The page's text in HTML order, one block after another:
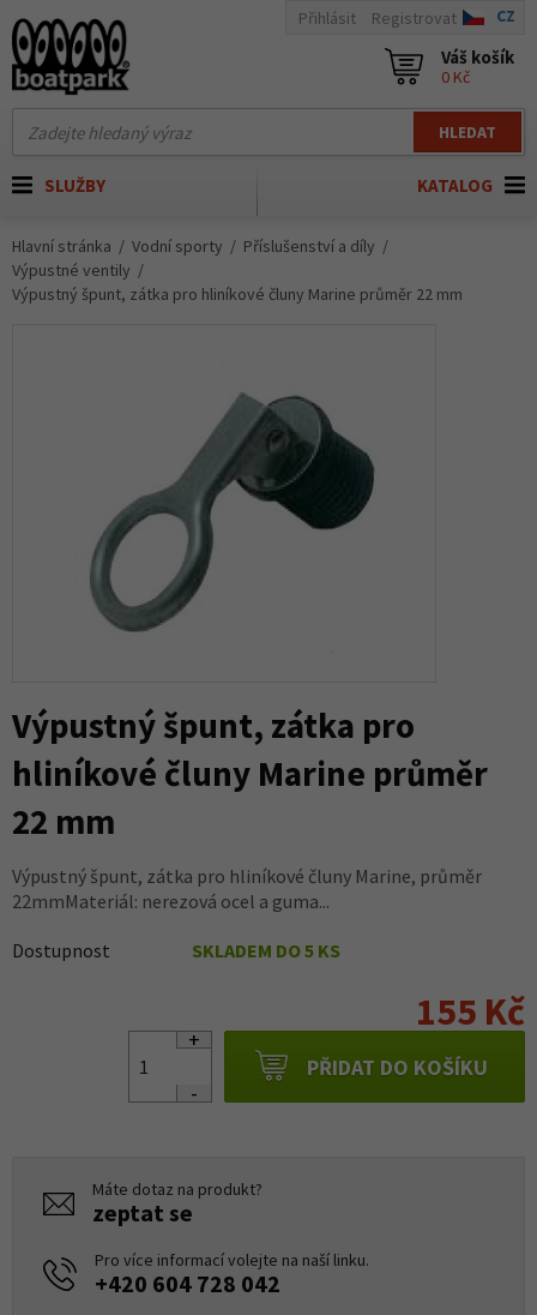
HLEDAT
Přihlásit Registrovat CZ
Váš košík
0 Kč
KATALOG
SLUŽBY
Hlavní stránka Vodní sporty
Příslušenství a díly
Výpustné ventily
Výpustný špunt, zátka pro hliníkové čluny Marine průměr 22 mm
Výpustný špunt, zátka pro
hliníkové čluny Marine průměr
22 mm
Výpustný špunt, zátka pro hliníkové čluny Marine, průměr
22mmMateriál: nerezová ocel a guma...
Dostupnost SKLADEM DO 5 KS
155 Kč
PŘIDAT DO KOŠÍKU
Máte dotaz na produkt?
zeptat se
Pro více informací volejte na naší linku.
+420 604 728 042